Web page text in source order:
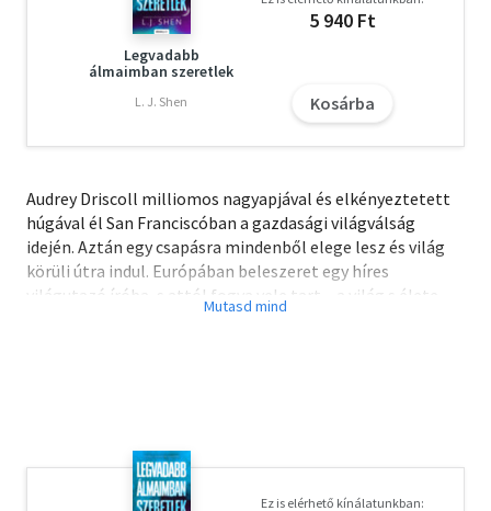
Legvadabb
álmaimban szeretlek
L. J. Shen
5 940 Ft
Kosárba
Audrey Driscoll milliomos nagyapjával és elkényeztetett
húgával él San Franciscóban a gazdasági világválság
idején. Aztán egy csapásra mindenből elege lesz és világ
körüli útra indul. Európában beleszeret egy híres
világutazó íróba, s attól fogva vele tart – a világ s élete
végéig. Vajon megtalálja-e Audrey a boldogságot, melyet
Ez is elérhető kínálatunkban: